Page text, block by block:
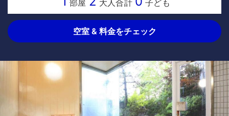
部屋 大人合計 子ども
空室 & 料金をチェック